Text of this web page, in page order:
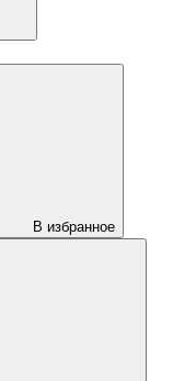
В избранное